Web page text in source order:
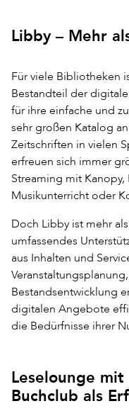
Libby – Mehr
Für viele Bibliotheken
Bestandteil der
für ihre einfache und
sehr großen Katalog
Zeitschriften in vielen
erfreuen sich immer
Streaming mit Kanopy,
Musikunterricht oder
Doch Libby ist mehr
umfassendes
aus Inhalten und
Bestandsentwicklung
digitalen Angebote
die Bedürfnisse ihrer
Leselounge
Buchclub als